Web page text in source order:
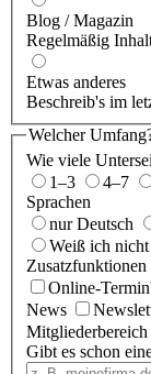
Blog / Magazin
Regelmäßig
Etwas anderes
Beschreib's im
Welcher
Wie viele
1–3
4–7
Sprachen
nur Deutsch
Weiß ich nicht
Online-
News
Mitgliederbereich
Gibt es schon